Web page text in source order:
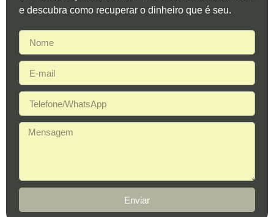
e descubra como recuperar o dinheiro que é seu.
Enviar